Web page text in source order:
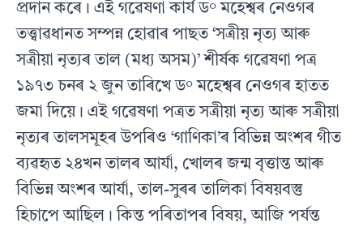
প্ৰদান কৰে। এই গৱেষণা কাৰ্য‍ ড° মহেশ্বৰ নেওগৰ
তত্ত্বাৱধানত সম্পন্ন হোৱাৰ পাছত ‘সত্ৰীয় নৃত‍্য আৰু
সত্ৰীয়া নৃত‍্যৰ তাল (মধ‍্য অসম)’ শীৰ্ষক গৱেষণা পত্ৰ
১৯৭৩ চনৰ ২ জুন তাৰিখে ড° মহেশ্বৰ নেওগৰ হাতত
জমা দিয়ে। এই গৱেষণা পত্ৰত সত্ৰীয়া নৃত‍্য আৰু সত্ৰীয়া
নৃত‍্যৰ তালসমূহৰ উপৰিও ‘গাণিকা’ৰ বিভিন্ন অংশৰ গীত
ব‍্যৱহৃত ২৪খন তালৰ আৰ্য‍া, খোলৰ জন্ম বৃত্তান্ত আৰু
বিভিন্ন অংশৰ আৰ্য‍া, তাল-সুৰৰ তালিকা বিষয়বস্তু
হিচাপে আছিল। কিন্ত পৰিতাপৰ বিষয়, আজি পৰ্য‍ন্ত